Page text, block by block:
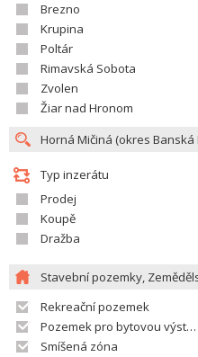
Brezno
Krupina
Poltár
Rimavská Sobota
Zvolen
Žiar nad Hronom
Typ inzerátu
Prodej
Koupě
Dražba
Stavební pozemky,
Rekreační pozemek
Pozemek pro bytovou výstavbu
Smíšená zóna